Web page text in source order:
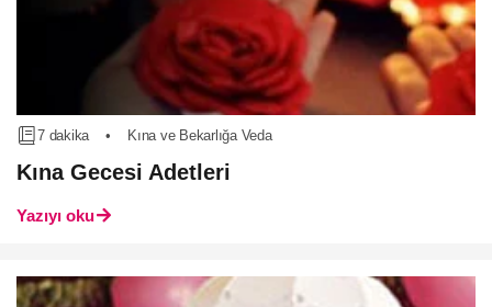
7 dakika • Kına ve Bekarlığa Veda
Kına Gecesi Adetleri
Yazıyı oku